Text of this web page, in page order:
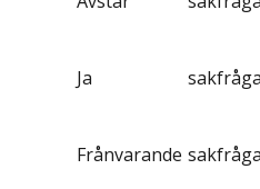
Ja
Frånvarande